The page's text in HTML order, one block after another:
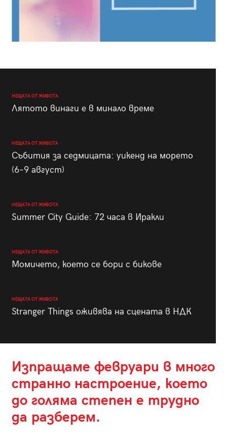
НЕЩАТА ОТ ЖИВОТА
Лятото винаги е в минало време
НЕЩАТА ОТ ЖИВОТА
Събития за седмицата: уикенд на морето
(6–9 август)
НЕЩАТА ОТ ЖИВОТА
Summer City Guide: 72 часа в Иракли
НЕЩАТА ОТ ЖИВОТА
Момичето, което се бори с бикове
НЕЩАТА ОТ ЖИВОТА
Stranger Things оживява на сцената в НДК
Изпращаме февруари в много
странно настроение, което
до голяма степен е трудно
да разберем.